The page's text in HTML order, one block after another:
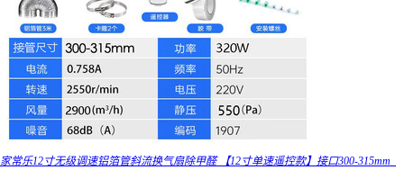
家常乐12寸无级调速铝箔管斜流换气扇除甲醛 【12寸单速遥控款】接口300-315mm_